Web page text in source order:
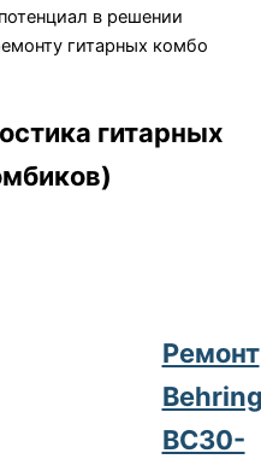
в решении
гитарных комбо
гитарных
Ремонт
BC30-